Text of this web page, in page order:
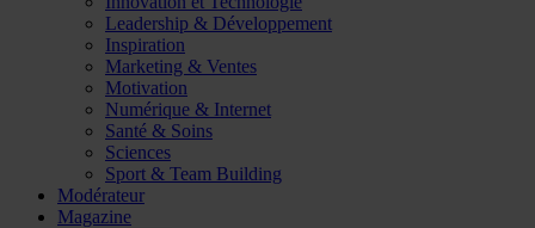
Leadership & Développement
Inspiration
Marketing & Ventes
Motivation
Numérique & Internet
Santé & Soins
Sciences
Sport & Team Building
Modérateur
Magazine